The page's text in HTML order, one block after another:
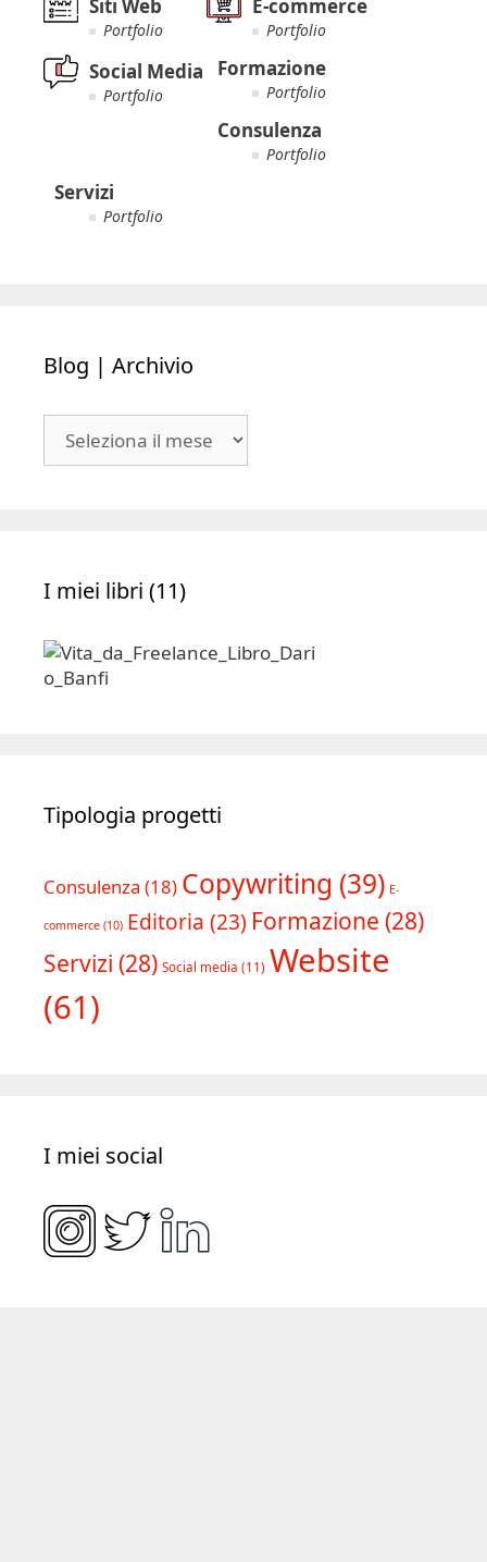
Siti Web
Portfolio
E-commerce
Portfolio
Social Media
Portfolio
Formazione
Portfolio
Consulenza
Portfolio
Servizi
Portfolio
Blog | Archivio
I miei libri (11)
Tipologia progetti
Consulenza (18) Copywriting (39) E-
commerce (10) Editoria (23) Formazione (28)
Servizi (28) Social media (11) Website
(61)
I miei social